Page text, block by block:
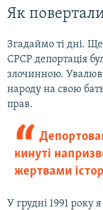
Як
Згадаймо ті дні.
СРСР депортація
злочинною.
народу на свою
прав.
кинуті
жертвами
У грудні 1991 року